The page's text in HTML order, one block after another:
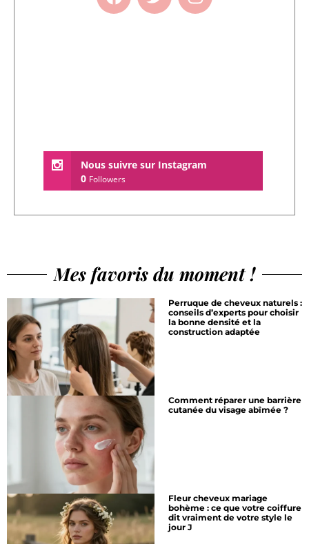
Nous suivre sur Instagram
0 Followers
Mes favoris du moment !
Perruque de cheveux naturels :
conseils d’experts pour choisir
la bonne densité et la
construction adaptée
Comment réparer une barrière
cutanée du visage abîmée ?
Fleur cheveux mariage
bohème : ce que votre coiffure
dit vraiment de votre style le
jour J